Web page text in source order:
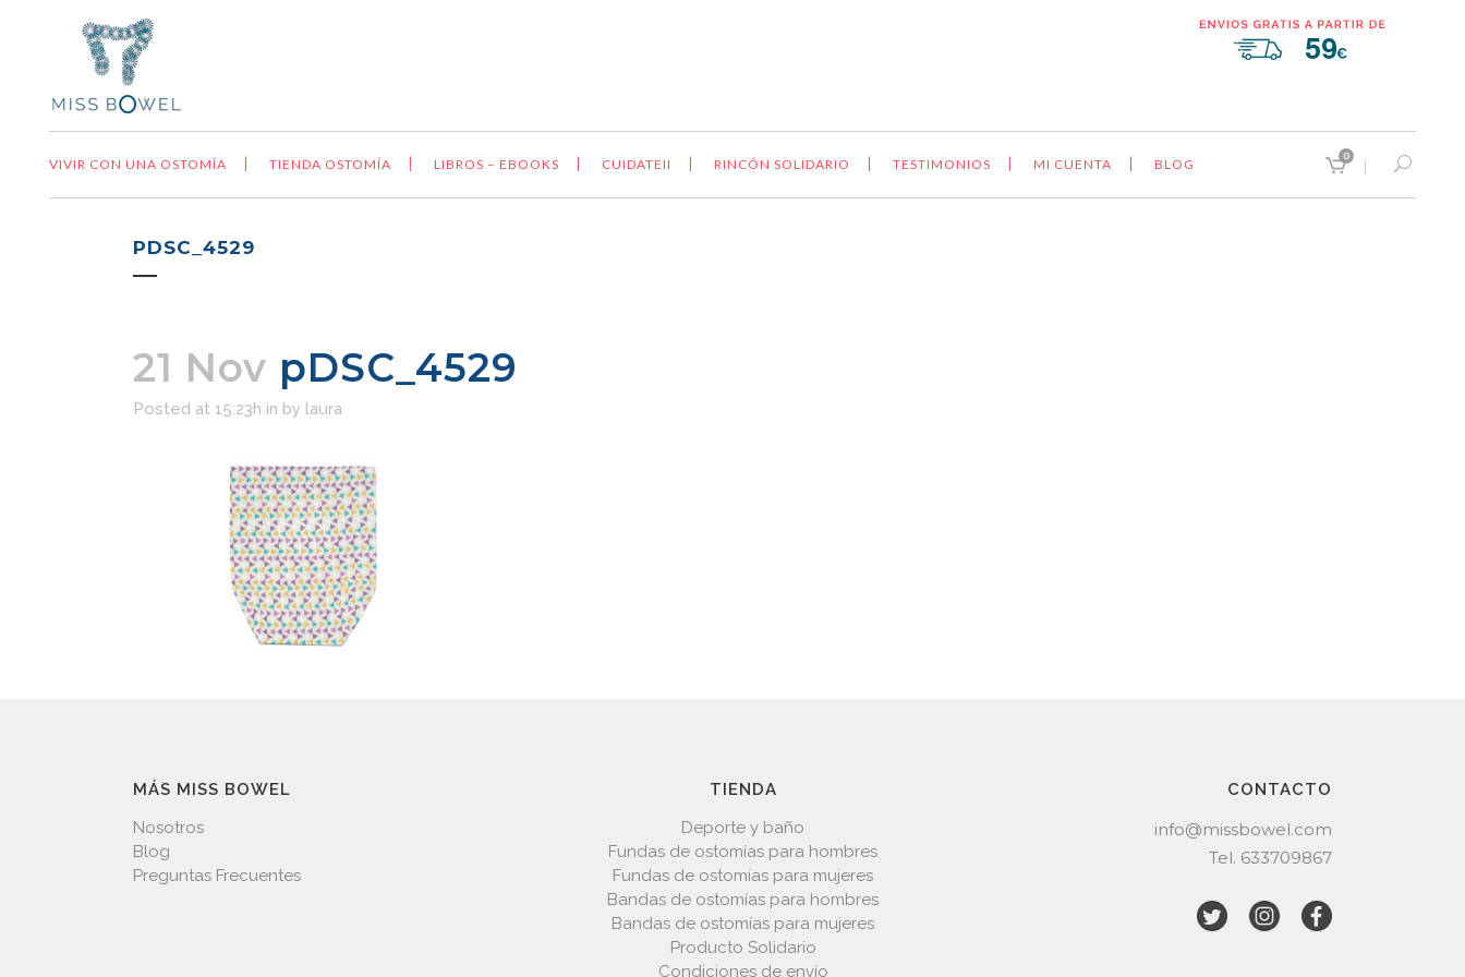
VIVIR CON UNA OSTOMÍA TIENDA OSTOMÍA LIBROS – EBOOKS CUIDATEII RINCÓN SOLIDARIO TESTIMONIOS MI CUENTA BLOG
0
PDSC_4529
21 Nov pDSC_4529
Posted at 15:23h in by laura
MÁS MISS BOWEL
Nosotros
Blog
Preguntas Frecuentes
TIENDA
Deporte y baño
Fundas de ostomías para hombres
Fundas de ostomías para mujeres
Bandas de ostomías para hombres
Bandas de ostomías para mujeres
Producto Solidario
Condiciones de envío
CONTACTO
info@missbowel.com
Tel. 633709867